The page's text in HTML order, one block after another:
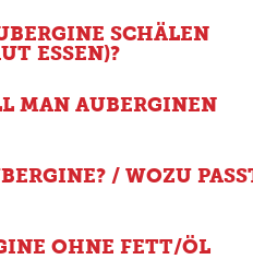
SCHÄLEN
ESSEN)?
MAN AUBERGINEN
/ WOZU
OHNE FETT/ÖL